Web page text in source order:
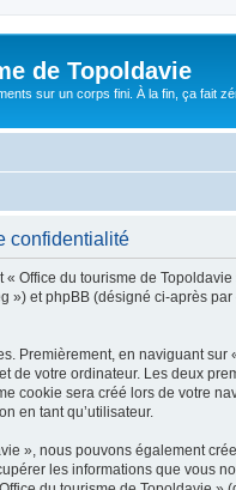
de Topoldavie
sur un corps fini. À la fin, ça fait
confidentialité
Office du tourisme de
») et phpBB (désigné ci-après
Premièrement, en naviguant
de votre ordinateur. Les deux
cookie sera créé lors de votre
en tant qu’utilisateur.
», nous pouvons également
les informations que vous